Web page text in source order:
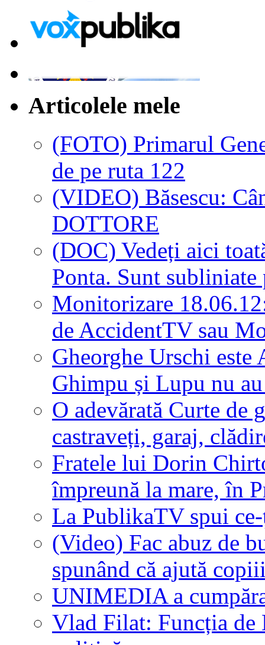
Articolele mele
(FOTO) Primarul
de pe ruta 122
(VIDEO) Băsescu:
DOTTORE
(DOC) Vedeți aici
Ponta. Sunt subliniate
Monitorizare
de AccidentTV sau
Gheorghe Urschi
Ghimpu și Lupu nu
O adevărată Curte de
castraveți, garaj,
Fratele lui Dorin
împreună la mare, în
La PublikaTV spui
(Video) Fac abuz de
spunând că ajută
UNIMEDIA a
Vlad Filat: Funcția de